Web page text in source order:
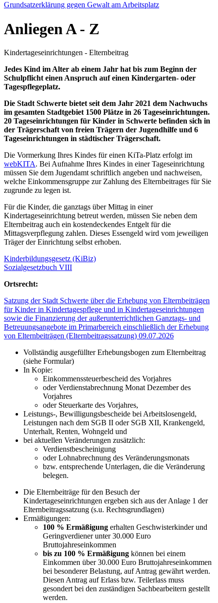
Grundsatzerklärung gegen Gewalt am Arbeitsplatz
AnliegenA - Z
Kindertageseinrichtungen - Elternbeitrag
Jedes Kind im Alter ab einem Jahr hat bis zum Beginn der
Schulpflicht einen Anspruch auf einen Kindergarten- oder
Tagespflegeplatz.
Die Stadt Schwerte bietet seit dem Jahr 2021 dem Nachwuchs
im gesamten Stadtgebiet 1500 Plätze in 26 Tageseinrichtungen.
20 Tageseinrichtungen für Kinder in Schwerte befinden sich in
der Trägerschaft von freien Trägern der Jugendhilfe und 6
Tageseinrichtungen in städtischer Trägerschaft.
Die Vormerkung Ihres Kindes für einen KiTa-Platz erfolgt im
webKITA. Bei Aufnahme Ihres Kindes in einer Tageseinrichtung
müssen Sie dem Jugendamt schriftlich angeben und nachweisen,
welche Einkommensgruppe zur Zahlung des Elternbeitrages für Sie
zugrunde zu legen ist.
Für die Kinder, die ganztags über Mittag in einer
Kindertageseinrichtung betreut werden, müssen Sie neben dem
Elternbeitrag auch ein kostendeckendes Entgelt für die
Mittagsverpflegung zahlen. Dieses Essengeld wird vom jeweiligen
Träger der Einrichtung selbst erhoben.
Kinderbildungsgesetz (KiBiz)
Sozialgesetzbuch VIII
Ortsrecht:
Satzung der Stadt Schwerte über die Erhebung von Elternbeiträgen
für Kinder in Kindertagespflege und in Kindertageseinrichtungen
sowie die Finanzierung der außerunterrichtlichen Ganztags- und
Betreuungsangebote im Primarbereich einschließlich der Erhebung
von Elternbeiträgen (Elternbeitragssatzung) 09.07.2026
Vollständig ausgefüllter Erhebungsbogen zum Elternbeitrag
(siehe Formular)
In Kopie:
Einkommenssteuerbescheid des Vorjahres
oder Verdienstabrechnung Monat Dezember des
Vorjahres
oder Steuerkarte des Vorjahres,
Leistungs-, Bewilligungsbescheide bei Arbeitslosengeld,
Leistungen nach dem SGB II oder SGB XII, Krankengeld,
Unterhalt, Renten, Wohngeld und
bei aktuellen Veränderungen zusätzlich:
Verdienstbescheinigung
oder Lohnabrechnung des Veränderungsmonats
bzw. entsprechende Unterlagen, die die Veränderung
belegen.
Die Elternbeiträge für den Besuch der
Kindertageseinrichtungen ergeben sich aus der Anlage 1 der
Elternbeitragssatzung (s.u. Rechtsgrundlagen)
Ermäßigungen:
100 % Ermäßigung erhalten Geschwisterkinder und
Geringverdiener unter 30.000 Euro
Bruttojahreseinkommen
bis zu 100 % Ermäßigung können bei einem
Einkommen über 30.000 Euro Bruttojahreseinkommen
bei besonderer Belastung, auf Antrag gewährt werden.
Diesen Antrag auf Erlass bzw. Teilerlass muss
gesondert bei den zuständigen Sachbearbeitern gestellt
werden.